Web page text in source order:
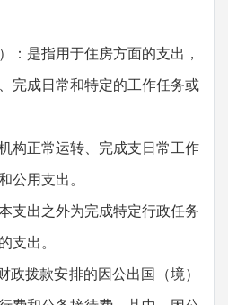
：是指用于住房方面的支出，
完成日常和特定的工作任务或
构正常运转、完成支日常工作
公用支出。
支出之外为完成特定行政任务
支出。
政拨款安排的因公出国（境）